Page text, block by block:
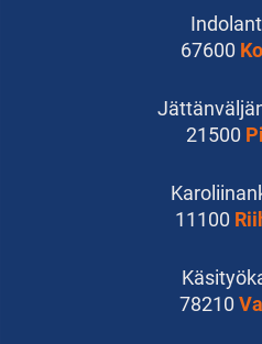
67600
21500
11100
78210